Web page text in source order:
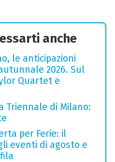
anche
le anticipazioni
2026. Sul
Quartet e
Triennale di Milano:
per Ferie: il
eventi di agosto e